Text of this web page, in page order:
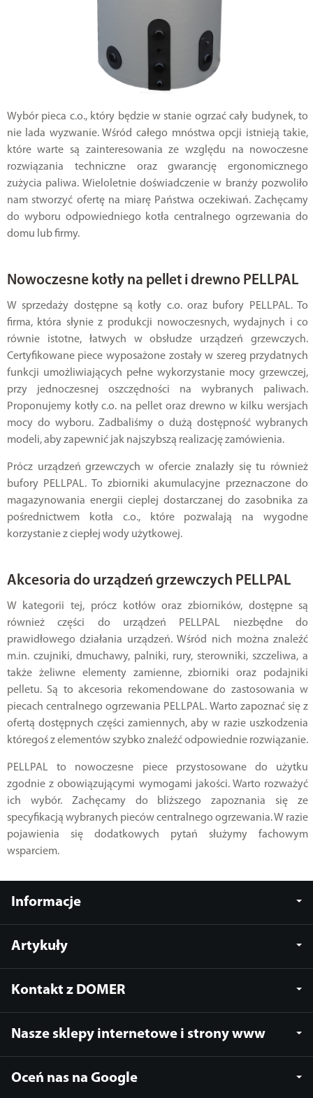
Wybór pieca c.o., który będzie w stanie ogrzać cały budynek, to
nie lada wyzwanie. Wśród całego mnóstwa opcji istnieją takie,
które warte są zainteresowania ze względu na nowoczesne
rozwiązania techniczne oraz gwarancję ergonomicznego
zużycia paliwa. Wieloletnie doświadczenie w branży pozwoliło
nam stworzyć ofertę na miarę Państwa oczekiwań. Zachęcamy
do wyboru odpowiedniego kotła centralnego ogrzewania do
domu lub firmy.
Nowoczesne kotły na pellet i drewno PELLPAL
W sprzedaży dostępne są kotły c.o. oraz bufory PELLPAL. To
firma, która słynie z produkcji nowoczesnych, wydajnych i co
równie istotne, łatwych w obsłudze urządzeń grzewczych.
Certyfikowane piece wyposażone zostały w szereg przydatnych
funkcji umożliwiających pełne wykorzystanie mocy grzewczej,
przy jednoczesnej oszczędności na wybranych paliwach.
Proponujemy kotły c.o. na pellet oraz drewno w kilku wersjach
mocy do wyboru. Zadbaliśmy o dużą dostępność wybranych
modeli, aby zapewnić jak najszybszą realizację zamówienia.
Prócz urządzeń grzewczych w ofercie znalazły się tu również
bufory PELLPAL. To zbiorniki akumulacyjne przeznaczone do
magazynowania energii cieplej dostarczanej do zasobnika za
pośrednictwem kotła c.o., które pozwalają na wygodne
korzystanie z ciepłej wody użytkowej.
Akcesoria do urządzeń grzewczych PELLPAL
W kategorii tej, prócz kotłów oraz zbiorników, dostępne są
również części do urządzeń PELLPAL niezbędne do
prawidłowego działania urządzeń. Wśród nich można znaleźć
m.in. czujniki, dmuchawy, palniki, rury, sterowniki, szczeliwa, a
także żeliwne elementy zamienne, zbiorniki oraz podajniki
pelletu. Są to akcesoria rekomendowane do zastosowania w
piecach centralnego ogrzewania PELLPAL. Warto zapoznać się z
ofertą dostępnych części zamiennych, aby w razie uszkodzenia
któregoś z elementów szybko znaleźć odpowiednie rozwiązanie.
PELLPAL to nowoczesne piece przystosowane do użytku
zgodnie z obowiązującymi wymogami jakości. Warto rozważyć
ich wybór. Zachęcamy do bliższego zapoznania się ze
specyfikacją wybranych pieców centralnego ogrzewania. W razie
pojawienia się dodatkowych pytań służymy fachowym
wsparciem.
Informacje
Artykuły
Kontakt z DOMER
Nasze sklepy internetowe i strony www
Oceń nas na Google